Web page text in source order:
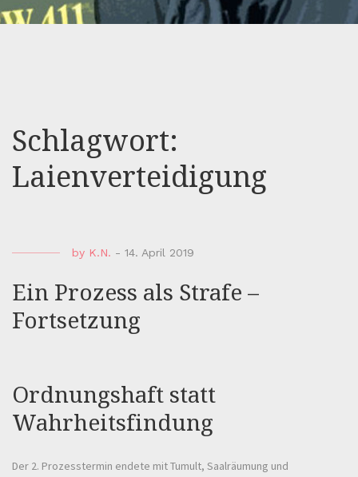
Schlagwort:
Laienverteidigung
by K.N. - 14. April 2019
Ein Prozess als Strafe –
Fortsetzung
Ordnungshaft statt
Wahrheitsfindung
Der 2. Prozesstermin endete mit Tumult, Saalräumung und